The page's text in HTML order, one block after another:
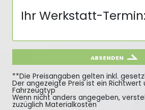
Ihr Werkstatt-Termin:
ABSENDEN
**Die Preisangaben gelten inkl.
Der angezeigte Preis ist ein Richtwert
Fahrzeugtyp
Wenn nicht anders angegeben,
zuzüglich Materialkosten